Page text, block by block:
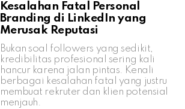
Kesalahan Fatal Personal
Branding di LinkedIn yang
Merusak Reputasi
Bukan soal followers yang sedikit,
kredibilitas profesional sering kali
hancur karena jalan pintas. Kenali
berbagai kesalahan fatal yang justru
membuat rekruter dan klien potensial
menjauh.